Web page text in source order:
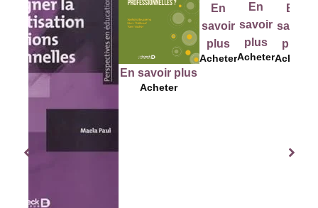
En savoir plus
Acheter
En
savoir
Acheter
En
savoir
plus
Acheter
savoir
plus
Acheter
savoir
plus
Acheter